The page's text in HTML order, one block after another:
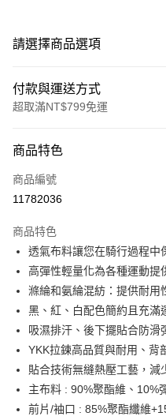
請選擇商品選項
付款與運送方式
超取滿NT$799免運
信用卡一次付款
信用卡分期付款
合作金庫商業銀行
華南商業銀行
上海商業儲蓄銀行
國泰世華商業銀行
臺灣中小企業銀行
匯豐（台灣）商業銀行
聯邦商業銀行
元大商業銀行
玉山商業銀行
台新國際商業銀行
台灣樂天信用卡公司
6 期 0 利率 每期
華南商業銀行
上海商業儲蓄銀行
國泰世華商業銀行
臺灣中小企業銀行
匯豐（台灣）商業銀行
聯邦商業銀行
元大商業銀行
玉山商業銀行
台新國際商業銀行
LINE Pay
Apple Pay
街口支付
悠遊付
Google Pay
ATM付款
商品特色
商品編號
11782036
商品特色
透氣布料讓您在騎行過程中
高彈性輕量化為各種運動提
滌綸和氨綸混紡：提供耐用
黑、紅、白配色簡約且充滿
吸濕排汗、後下擺貼合防滑
YKK拉鍊高品質與耐用、背
貼合技術無縫熱壓工藝，減
主布料 : 90%聚酯維、10%
前片/袖口 : 85%聚酯纖維